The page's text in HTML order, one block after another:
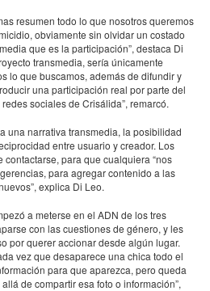
resumen todo lo que nosotros queremos
obviamente sin olvidar un costado
que es la participación”, destaca Di
transmedia, sería únicamente
lo que buscamos, además de difundir y
una participación real por parte del
sociales de Crisálida”, remarcó.
una narrativa transmedia, la posibilidad
entre usuario y creador. Los
para que cualquiera “nos
para agregar contenido a las
explica Di Leo.
a meterse en el ADN de los tres
con las cuestiones de género, y les
por querer accionar desde algún lugar.
vez que desaparece una chica todo el
para que aparezca, pero queda
de compartir esa foto o información”,